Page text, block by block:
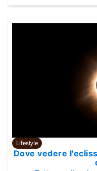
Lifestyle
Dove vedere